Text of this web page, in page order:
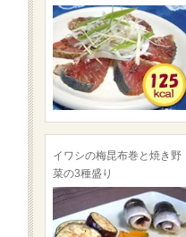
イワシの梅昆布巻と焼き野
菜の3種盛り